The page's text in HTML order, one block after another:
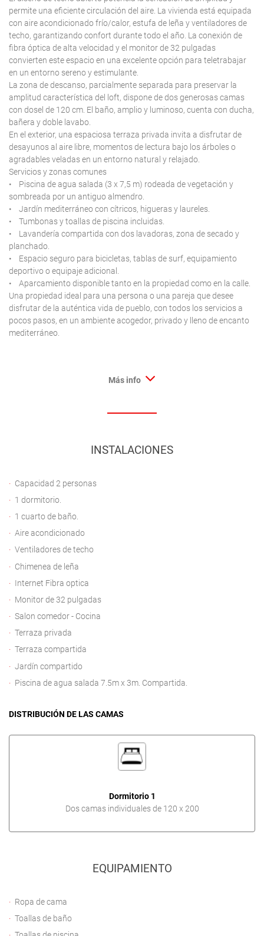
permite una eficiente circulación del aire. La vivienda está equipada
con aire acondicionado frío/calor, estufa de leña y ventiladores de
techo, garantizando confort durante todo el año. La conexión de
fibra óptica de alta velocidad y el monitor de 32 pulgadas
convierten este espacio en una excelente opción para teletrabajar
en un entorno sereno y estimulante.
La zona de descanso, parcialmente separada para preservar la
amplitud característica del loft, dispone de dos generosas camas
con dosel de 120 cm. El baño, amplio y luminoso, cuenta con ducha,
bañera y doble lavabo.
En el exterior, una espaciosa terraza privada invita a disfrutar de
desayunos al aire libre, momentos de lectura bajo los árboles o
agradables veladas en un entorno natural y relajado.
Servicios y zonas comunes
• Piscina de agua salada (3 x 7,5 m) rodeada de vegetación y
sombreada por un antiguo almendro.
• Jardín mediterráneo con cítricos, higueras y laureles.
• Tumbonas y toallas de piscina incluidas.
• Lavandería compartida con dos lavadoras, zona de secado y
planchado.
• Espacio seguro para bicicletas, tablas de surf, equipamiento
deportivo o equipaje adicional.
• Aparcamiento disponible tanto en la propiedad como en la calle.
Una propiedad ideal para una persona o una pareja que desee
disfrutar de la auténtica vida de pueblo, con todos los servicios a
pocos pasos, en un ambiente acogedor, privado y lleno de encanto
mediterráneo.
Más info
INSTALACIONES
Capacidad 2 personas
1 dormitorio.
1 cuarto de baño.
Aire acondicionado
Ventiladores de techo
Chimenea de leña
Internet Fibra optica
Monitor de 32 pulgadas
Salon comedor - Cocina
Terraza privada
Terraza compartida
Jardín compartido
Piscina de agua salada 7.5m x 3m. Compartida.
DISTRIBUCIÓN DE LAS CAMAS
Dormitorio 1
Dos camas individuales de 120 x 200
EQUIPAMIENTO
Ropa de cama
Toallas de baño